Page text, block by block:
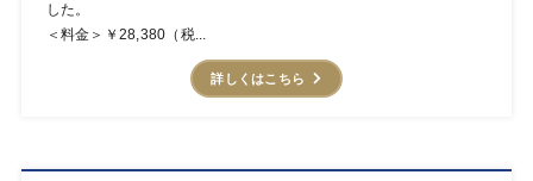
した。
＜料金＞￥28,380（税...
詳しくはこちら